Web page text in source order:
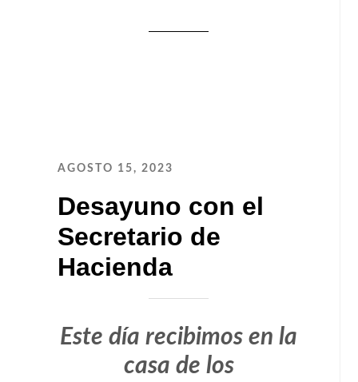
AGOSTO 15, 2023
Desayuno con el
Secretario de
Hacienda
Este día recibimos en la
casa de los